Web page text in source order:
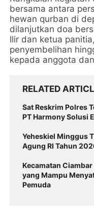
bersama antara
hewan qurban di
dilanjutkan doa
Ilir dan ketua
penyembelihan
kepada anggota
RELATED
Sat Reskrim Polres
PT Harmony Solusi
Yeheskiel Minggus
Agung RI Tahun
Kecamatan
yang Mampu
Pemuda